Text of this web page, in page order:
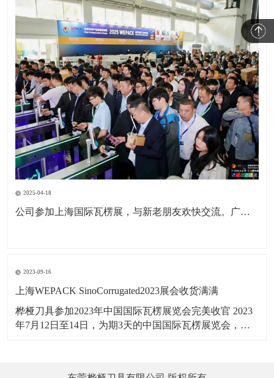
2025-04-18
公司参加上海国际瓦楞展，与新老朋友欢快交流。广东包协纸委会领导亲临现场参观。本次展会为公司深耕国内市场，拓展海外市场，更前进了一步。
2023-09-16
上海WEPACK SinoCorrugated2023展会收货满满
桦桠刀具参加2023年中国国际瓦楞展览会完美收官 2023
年7月12日至14日，为期3天的中国国际瓦楞展览会，在